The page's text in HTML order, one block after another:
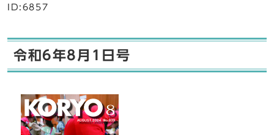
ID:6857
令和6年8月1日号